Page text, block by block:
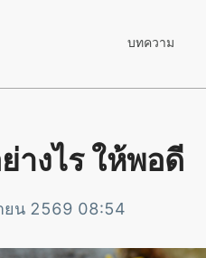
บทความ
างไร ให้พอดี
ยน 2569 08:54
ร มหาวิทยาลัยมหิดล / ฐานข้อมูลคุณ
ล / คุณค่าทางโภชนาการ สารออก